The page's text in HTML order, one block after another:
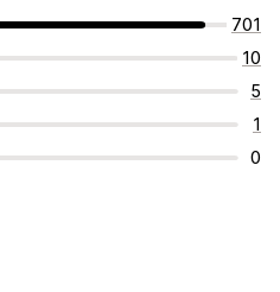
701
10
5
1
0